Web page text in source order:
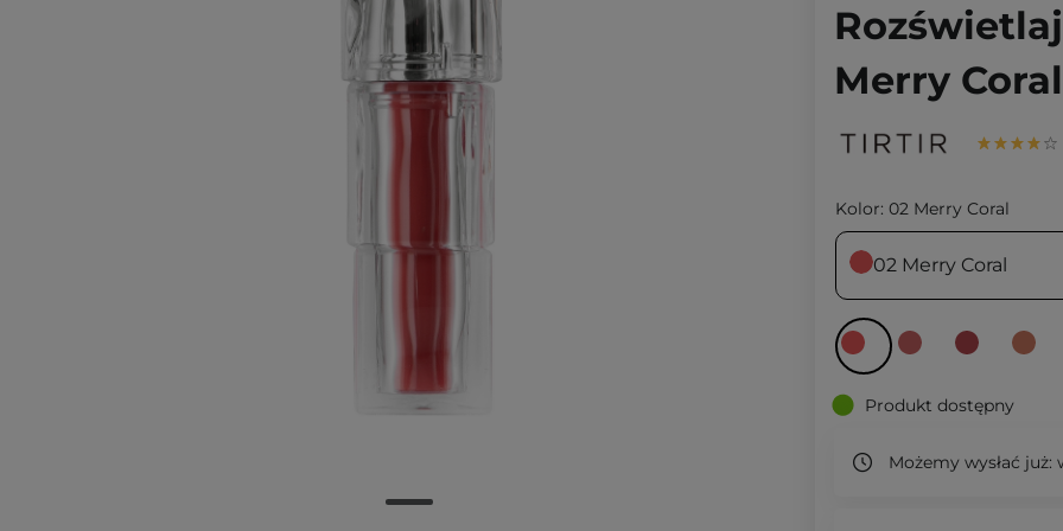
Merry
Kolor: 02 Merry Coral
02 Merry Coral
Produkt dostępny
Możemy wysłać już: